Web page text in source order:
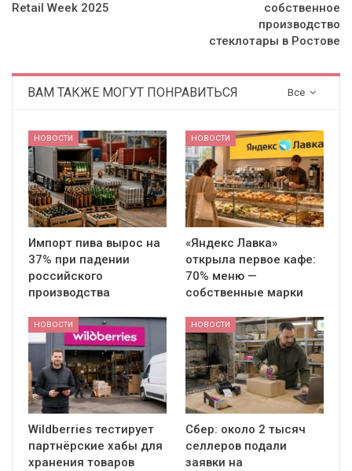
Retail Week 2025
собственное
производство
стеклотары в Ростове
Все
ВАМ ТАКЖЕ МОГУТ ПОНРАВИТЬСЯ
НОВОСТИ
Импорт пива вырос на
37% при падении
российского
производства
НОВОСТИ
«Яндекс Лавка»
открыла первое кафе:
70% меню —
собственные марки
НОВОСТИ
Wildberries тестирует
партнёрские хабы для
хранения товаров
НОВОСТИ
Сбер: около 2 тысяч
селлеров подали
заявки на